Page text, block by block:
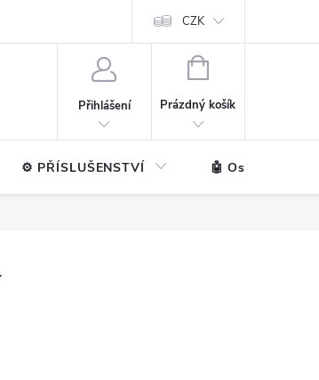
CZK
Přihlášení
NÁKUPNÍ
Prázdný košík
⚙️ PŘÍSLUŠENSTVÍ 🤖 Ostatní